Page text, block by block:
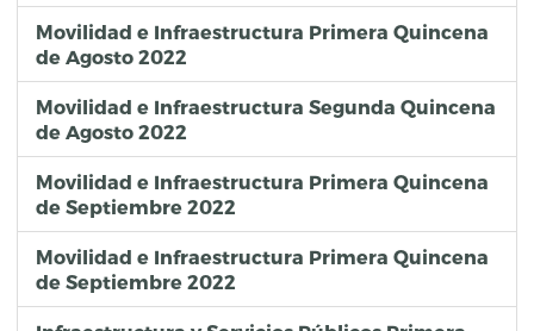
Movilidad e Infraestructura Primera Quincena
de Agosto 2022
Movilidad e Infraestructura Segunda Quincena
de Agosto 2022
Movilidad e Infraestructura Primera Quincena
de Septiembre 2022
Movilidad e Infraestructura Primera Quincena
de Septiembre 2022